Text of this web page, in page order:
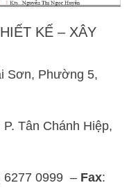
KẾ – XÂY
Sơn, Phường 5,
Tân Chánh Hiệp,
6277 0999 – Fax: